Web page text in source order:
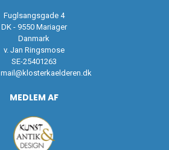
Fuglsangsgade 4
DK - 9550 Mariager
Danmark
v. Jan Ringsmose
SE-25401263
mail@klosterkaelderen.dk
MEDLEM AF